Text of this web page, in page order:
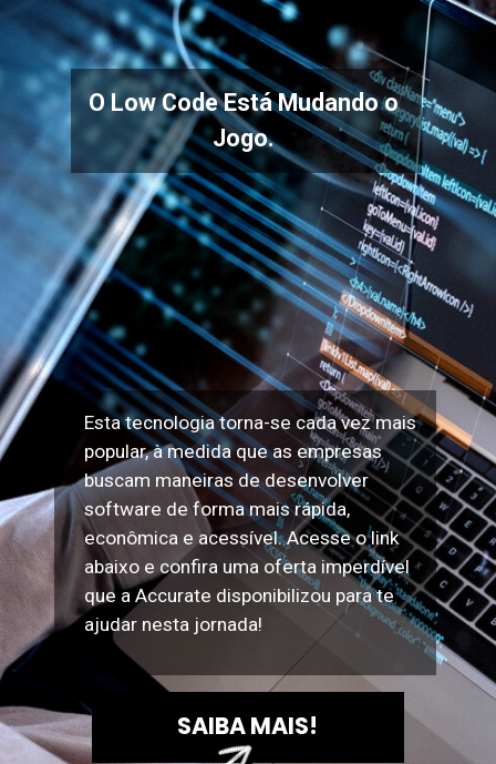
O Low Code Está Mudando o
Jogo.
Esta tecnologia torna-se cada vez mais
popular, à medida que as empresas
buscam maneiras de desenvolver
software de forma mais rápida,
econômica e acessível. Acesse o link
abaixo e confira uma oferta imperdível
que a Accurate disponibilizou para te
ajudar nesta jornada!
SAIBA MAIS!